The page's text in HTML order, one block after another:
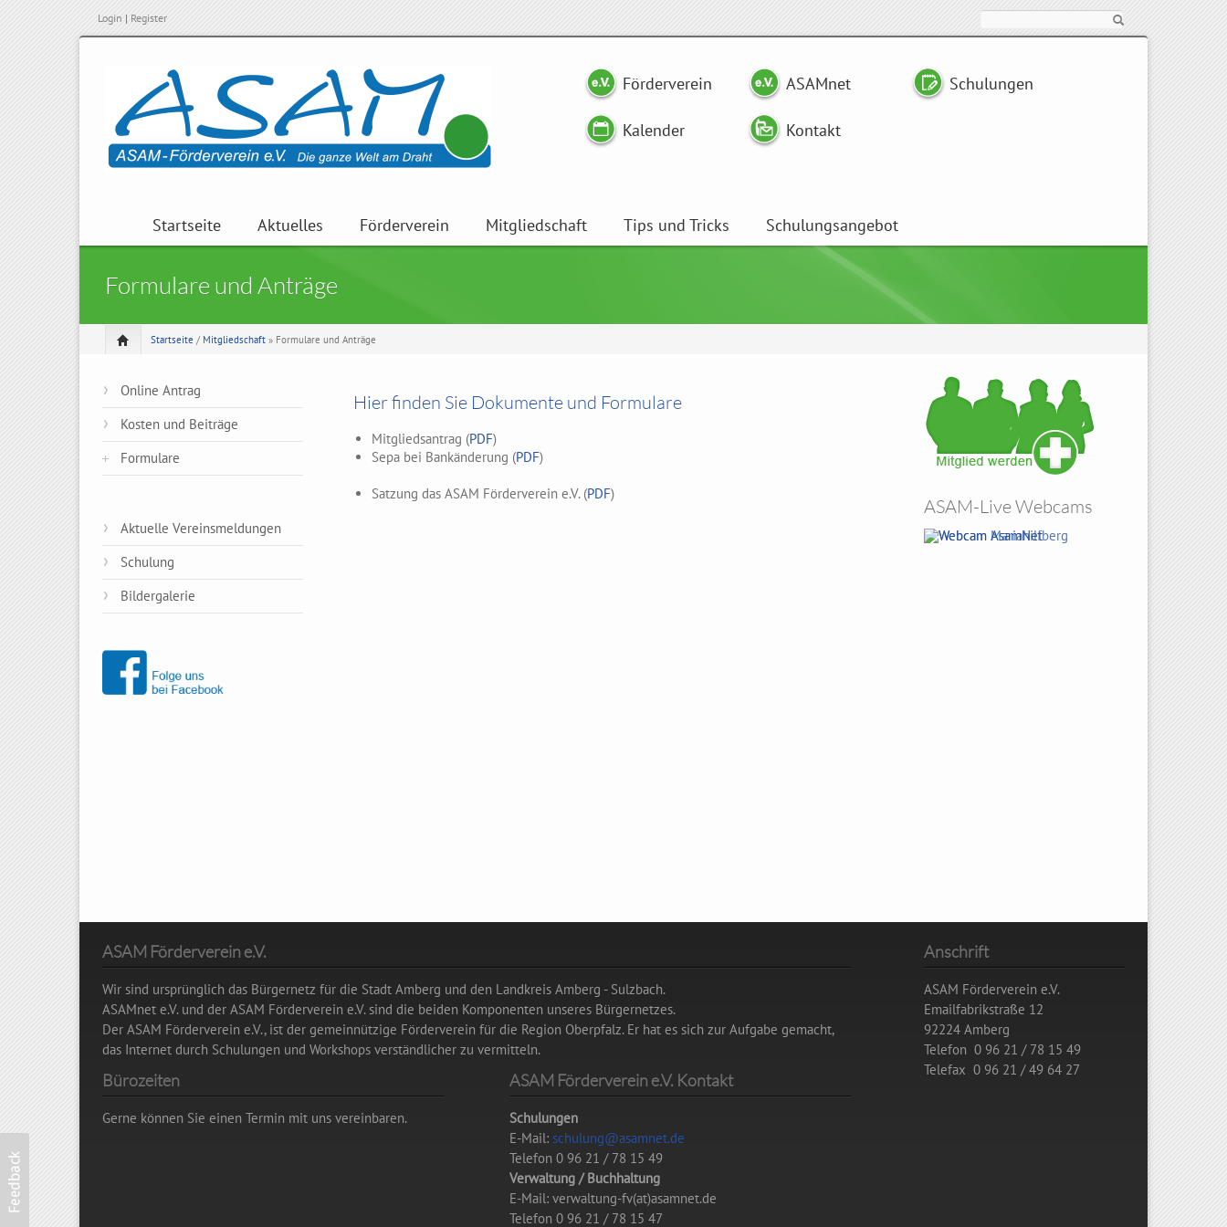
Login | Register
Förderverein ASAMnet Schulungen
Kalender Kontakt
Startseite Aktuelles Förderverein Mitgliedschaft Tips und Tricks Schulungsangebot
Formulare und Anträge
Startseite / Mitgliedschaft » Formulare und Anträge
Online Antrag
Kosten und Beiträge
Formulare
Aktuelle Vereinsmeldungen
Schulung
Bildergalerie
Hier finden Sie Dokumente und Formulare
Mitgliedsantrag (PDF)
Sepa bei Bankänderung (PDF)
Satzung das ASAM Förderverein e.V. (PDF)
ASAM-Live Webcams
ASAM Förderverein e.V.
Wir sind ursprünglich das Bürgernetz für die Stadt Amberg und den Landkreis Amberg - Sulzbach.
ASAMnet e.V. und der ASAM Förderverein e.V. sind die beiden Komponenten unseres Bürgernetzes.
Der ASAM Förderverein e.V., ist der gemeinnützige Förderverein für die Region Oberpfalz. Er hat es sich zur Aufgabe gemacht,
das Internet durch Schulungen und Workshops verständlicher zu vermitteln.
Bürozeiten
Gerne können Sie einen Termin mit uns vereinbaren.
ASAM Förderverein e.V. Kontakt
Schulungen
E-Mail:schulung@asamnet.de
Telefon 0 96 21 / 78 15 49
Verwaltung / Buchhaltung
E-Mail: verwaltung-fv(at)asamnet.de
Telefon 0 96 21 / 78 15 47
Anschrift
ASAM Förderverein e.V.
Emailfabrikstraße 12
92224 Amberg
Telefon 0 96 21 / 78 15 49
Telefax 0 96 21 / 49 64 27